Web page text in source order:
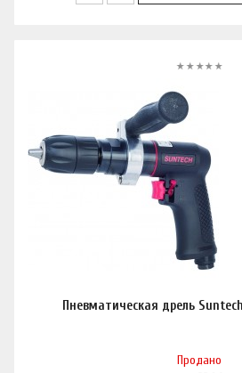
Пневматическая дрель
Продано